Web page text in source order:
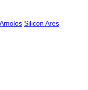
Silicon Ares